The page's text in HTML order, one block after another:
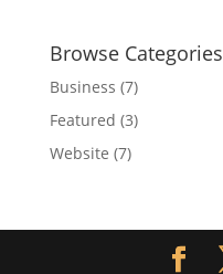
Browse Categories
Business (7)
Featured (3)
Website (7)